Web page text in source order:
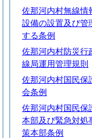
佐那河内村無線情
設備の設置及び管
する条例
佐那河内村防災行
線局運用管理規則
佐那河内村国民保
会条例
佐那河内村国民保
本部及び緊急対処
策本部条例